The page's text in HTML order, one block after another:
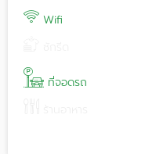
Wifi
ที่จอดรถ